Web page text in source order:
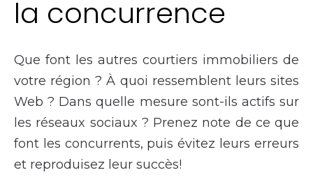
la concurrence
Que font les autres courtiers immobiliers de
votre région ? À quoi ressemblent leurs sites
Web ? Dans quelle mesure sont-ils actifs sur
les réseaux sociaux ? Prenez note de ce que
font les concurrents, puis évitez leurs erreurs
et reproduisez leur succès!